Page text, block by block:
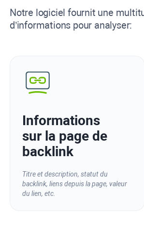
Notre logiciel fournit une
d’informations pour analyser:
Informations
sur la page de
backlink
Titre et description, statut du
backlink, liens depuis la page, valeur
du lien, etc.